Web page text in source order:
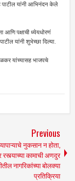
पाटील यांनी आभिनंदन केले
पक्षाची ध्येयधोरणं
यांनी शुभेच्छा दिल्या.
यांच्यासह भाजपचे
Previous
नुकसान न होता,
रस्त्याच्या कामाची अणदुर
नागरिकांच्या बोलक्या
प्रतिक्रिया